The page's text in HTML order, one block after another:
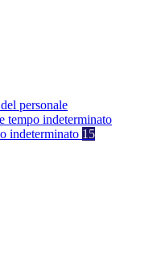
personale
tempo indeterminato
indeterminato 15